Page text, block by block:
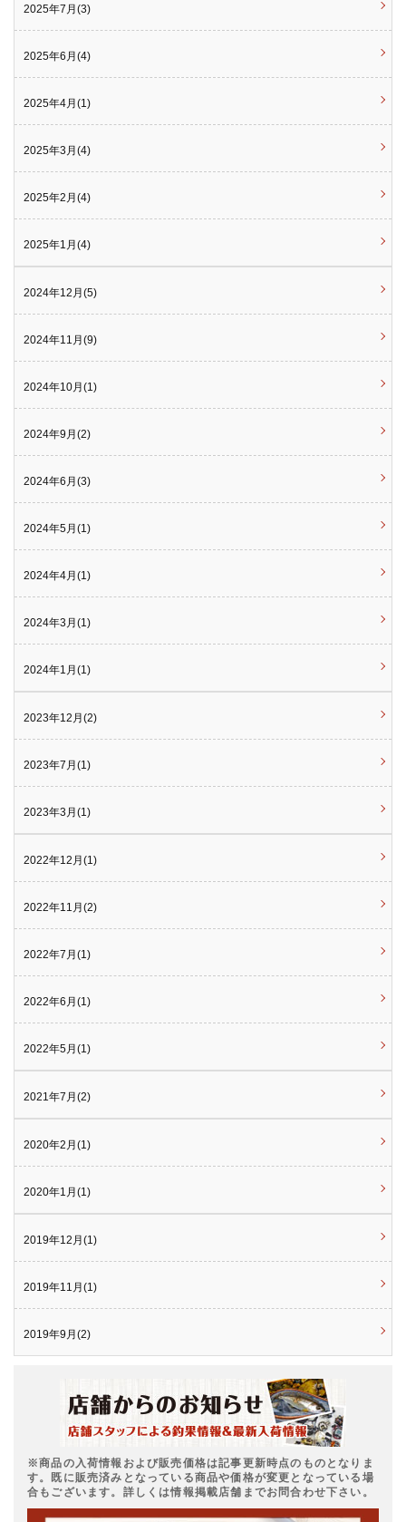
2025年7月(3)
2025年6月(4)
2025年4月(1)
2025年3月(4)
2025年2月(4)
2025年1月(4)
2024年12月(5)
2024年11月(9)
2024年10月(1)
2024年9月(2)
2024年6月(3)
2024年5月(1)
2024年4月(1)
2024年3月(1)
2024年1月(1)
2023年12月(2)
2023年7月(1)
2023年3月(1)
2022年12月(1)
2022年11月(2)
2022年7月(1)
2022年6月(1)
2022年5月(1)
2021年7月(2)
2020年2月(1)
2020年1月(1)
2019年12月(1)
2019年11月(1)
2019年9月(2)
※商品の入荷情報および販売価格は記事更新時点のものとなりま
す。既に販売済みとなっている商品や価格が変更となっている場
合もございます。詳しくは情報掲載店舗までお問合わせ下さい。